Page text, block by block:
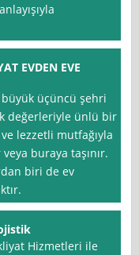
EVDEN EVE
büyük üçüncü şehri
değerleriyle ünlü bir
lezzetli mutfağıyla
buraya taşınır.
biri de ev
Hizmetleri ile